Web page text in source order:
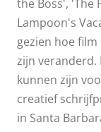
the Boss', 'The
Lampoon's
gezien hoe
zijn veranderd.
kunnen zijn
creatief
in Santa